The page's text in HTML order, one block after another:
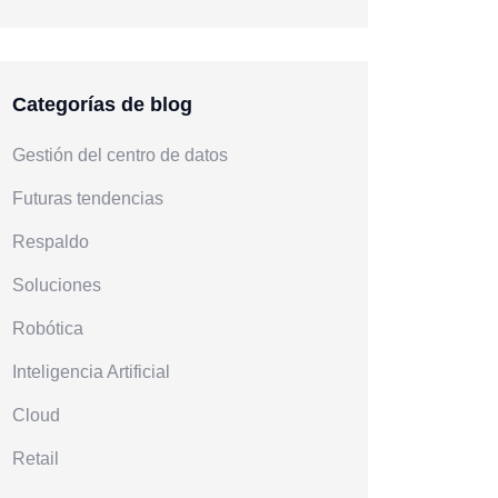
Categorías de blog
Gestión del centro de datos
Futuras tendencias
Respaldo
Soluciones
Robótica
Inteligencia Artificial
Cloud
Retail